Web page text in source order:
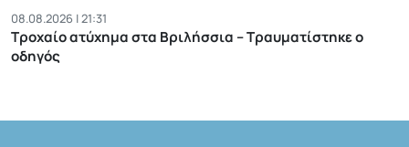
08.08.2026 | 21:31
Τροχαίο ατύχημα στα Βριλήσσια – Τραυματίστηκε ο
οδηγός